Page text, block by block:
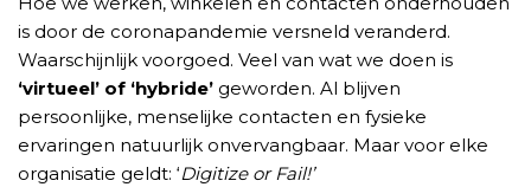
is door de coronapandemie versneld veranderd.
Waarschijnlijk voorgoed. Veel van wat we doen is
‘virtueel’ of ‘hybride’ geworden. Al blijven
persoonlijke, menselijke contacten en fysieke
ervaringen natuurlijk onvervangbaar. Maar voor elke
organisatie geldt: ‘Digitize or Fail!’